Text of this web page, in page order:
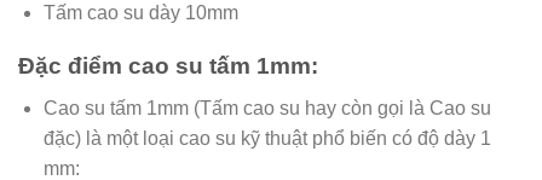
Tấm cao su dày 10mm
Đặc điểm cao su tấm 1mm:
Cao su tấm 1mm (Tấm cao su hay còn gọi là Cao su
đặc) là một loại cao su kỹ thuật phổ biến có độ dày 1
mm: